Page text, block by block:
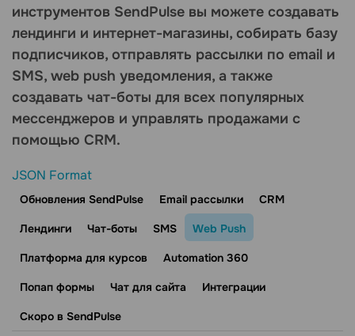
инструментов SendPulse вы можете создавать
лендинги и интернет-магазины, собирать базу
подписчиков, отправлять рассылки по email и
SMS, web push уведомления, а также
создавать чат-боты для всех популярных
мессенджеров и управлять продажами с
помощью CRM.
JSON Format
Обновления SendPulse Email рассылки CRM
Лендинги Чат-боты SMS Web Push
Платформа для курсов Automation 360
Попап формы Чат для сайта Интеграции
Скоро в SendPulse